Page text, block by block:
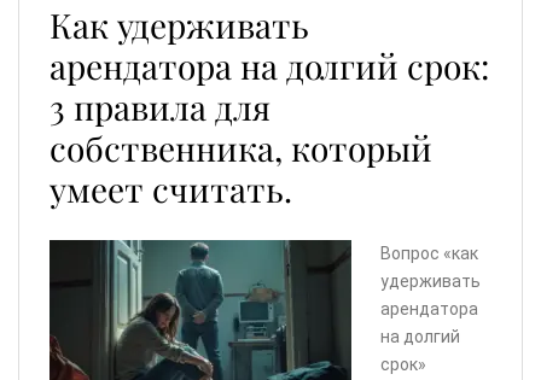
Как удерживать
арендатора на долгий срок:
3 правила для
собственника, который
умеет считать.
Вопрос «как
удерживать
арендатора
на долгий
срок»